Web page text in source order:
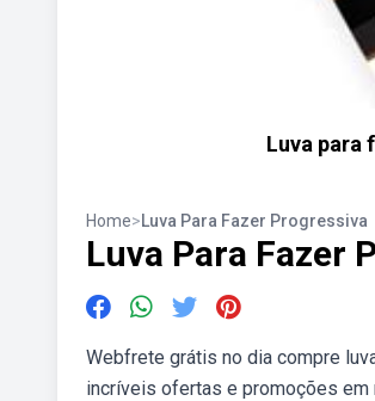
Luva para
Home>Luva Para Fazer Progressiva
Luva Para Fazer
Webfrete grátis no dia compre
incríveis ofertas e promoções